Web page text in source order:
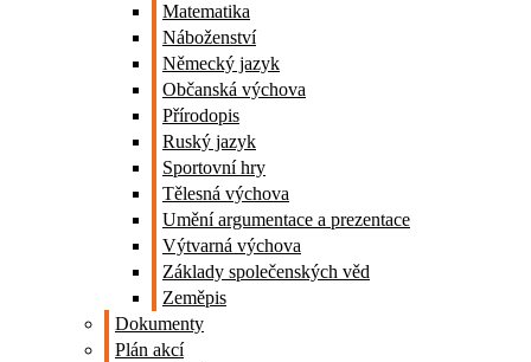
Matematika
Náboženství
Německý jazyk
Občanská výchova
Přírodopis
Ruský jazyk
Sportovní hry
Tělesná výchova
Umění argumentace a prezentace
Výtvarná výchova
Základy společenských věd
Zeměpis
Dokumenty
Plán akcí